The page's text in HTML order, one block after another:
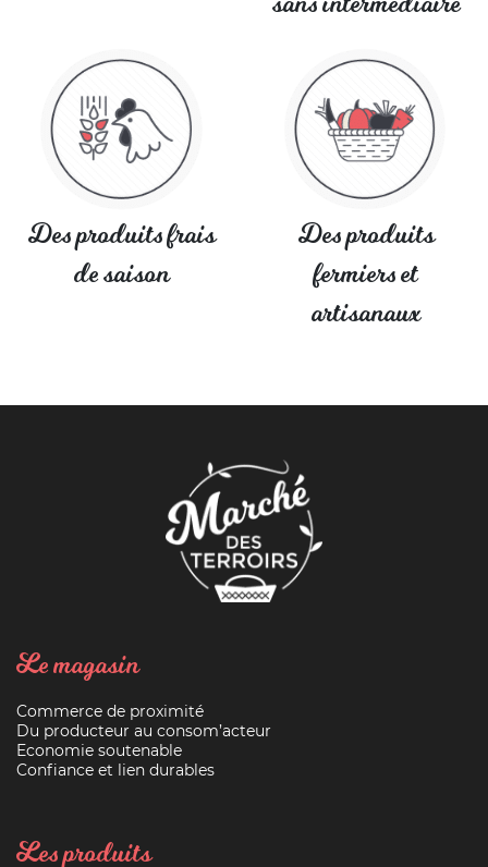
Des produits frais
de saison
Des produits
fermiers et
artisanaux
Le magasin
Commerce de proximité
Du producteur au consom’acteur
Economie soutenable
Confiance et lien durables
Les produits